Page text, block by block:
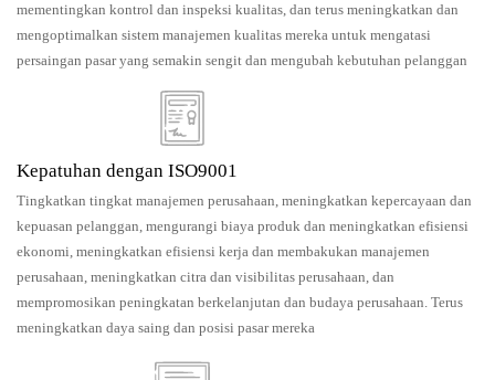
mementingkan kontrol dan inspeksi kualitas, dan terus meningkatkan dan
mengoptimalkan sistem manajemen kualitas mereka untuk mengatasi
persaingan pasar yang semakin sengit dan mengubah kebutuhan pelanggan
Kepatuhan dengan ISO9001
Tingkatkan tingkat manajemen perusahaan, meningkatkan kepercayaan dan
kepuasan pelanggan, mengurangi biaya produk dan meningkatkan efisiensi
ekonomi, meningkatkan efisiensi kerja dan membakukan manajemen
perusahaan, meningkatkan citra dan visibilitas perusahaan, dan
mempromosikan peningkatan berkelanjutan dan budaya perusahaan. Terus
meningkatkan daya saing dan posisi pasar mereka